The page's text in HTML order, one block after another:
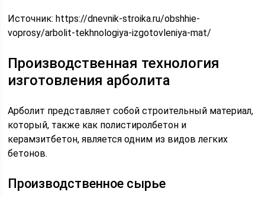
Источник:https://dnevnik-stroika.ru/obshhie-
voprosy/arbolit-tekhnologiya-izgotovleniya-mat/
Производственная технология
изготовления арболита
Арболит представляет собой строительный материал,
который, также как полистиролбетон и
керамзитбетон, является одним из видов легких
бетонов.
Производственное сырье